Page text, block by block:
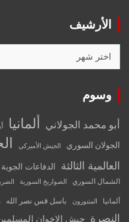
الأرشيف
وسوم
أبو محمد الجولاني ألمانيا
الجولان السوري الجيش الأميركي
العالمية الثالثة
الدفاعات
الشمال السوري الصواريخ السورية
ألمانيا المتنورون باسل قس نصر الله
النصرة
جيش الإخوان